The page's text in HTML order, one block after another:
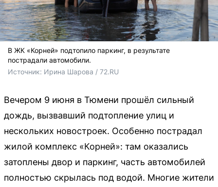
В ЖК «Корней» подтопило паркинг, в результате
пострадали автомобили.
Источник: Ирина Шарова / 72.RU
Вечером 9 июня в Тюмени прошёл сильный
дождь, вызвавший подтопление улиц и
нескольких новостроек. Особенно пострадал
жилой комплекс «Корней»: там оказались
затоплены двор и паркинг, часть автомобилей
полностью скрылась под водой. Многие жители